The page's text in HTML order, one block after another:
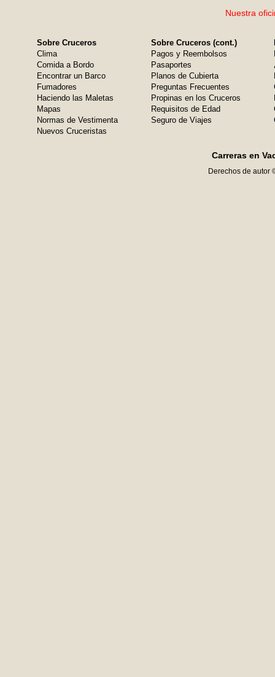
Nuestra
Sobre Cruceros
Clima
Comida a Bordo
Encontrar un Barco
Fumadores
Haciendo las Maletas
Mapas
Normas de Vestimenta
Nuevos Cruceristas
Sobre Cruceros (cont.)
Pagos y Reembolsos
Pasaportes
Planos de Cubierta
Preguntas Frecuentes
Propinas en los Cruceros
Requisitos de Edad
Seguro de Viajes
Carreras en
Derechos de autor